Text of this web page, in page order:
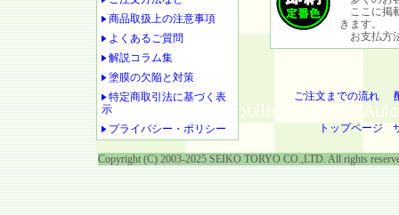
商品取扱上の注意事項
よくあるご質問
解説コラム集
塗膜の欠陥と対策
特定商取引法に基づく表
示
プライバシー・ポリシー
ここに掲
きます。
お支払方
ご注文までの流れ
トップページ
Copyright (C) 2003-2025 SEIKO TORYO CO.,LTD. All rights